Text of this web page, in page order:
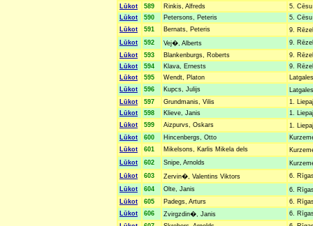
Lūkot
589 Rinkis, Alfreds
5.
Lūkot
590 Petersons, Peteris
5.
Lūkot
591 Bernats, Peteris
9.
Lūkot
592 Vej�, Alberts
9.
Lūkot
593 Blankenburgs, Roberts
9.
Lūkot
594 Klava, Ernests
9.
Lūkot
595 Wendt, Platon
Lūkot
596 Kupcs, Julijs
Lūkot
597 Grundmanis, Vilis
1.
Lūkot
598 Klieve, Janis
1.
Lūkot
599 Aizpurvs, Oskars
1.
Lūkot
600 Hincenbergs, Otto
Lūkot
601 Mikelsons, Karlis Mikela dels
Lūkot
602 Snipe, Arnolds
Lūkot
603 Zervin�, Valentins Viktors
6.
Lūkot
604 Olte, Janis
6.
Lūkot
605 Padegs, Arturs
6.
Lūkot
606 Zvirgzdin�, Janis
6.